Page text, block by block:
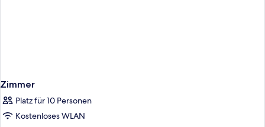
Zimmer
Platz für 10 Personen
Kostenloses WLAN